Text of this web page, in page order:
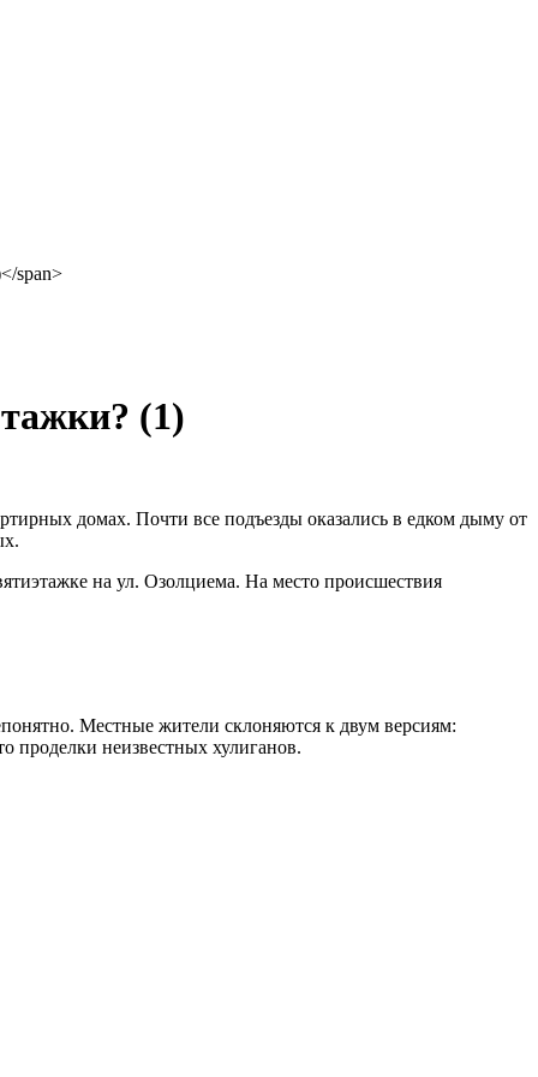
(1)
домах. Почти все подъезды оказались в едком дыму от
на ул. Озолциема. На место происшествия
Местные жители склоняются к двум версиям:
проделки неизвестных хулиганов.